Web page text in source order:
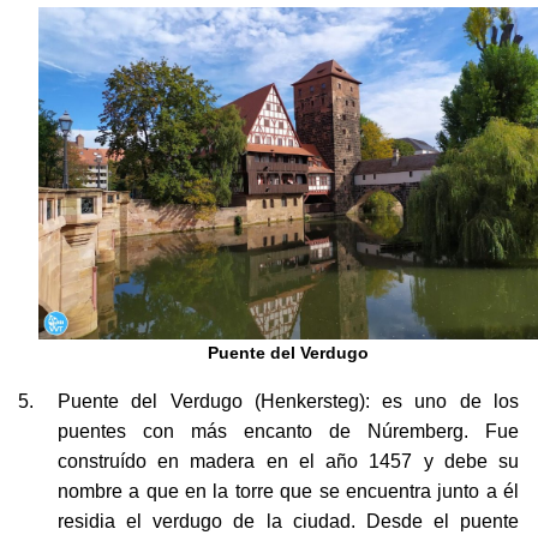
Puente del Verdugo
Puente del Verdugo (Henkersteg): es uno de los
puentes con más encanto de Núremberg. Fue
construído en madera en el año 1457 y debe su
nombre a que en la torre que se encuentra junto a él
residia el verdugo de la ciudad. Desde el puente